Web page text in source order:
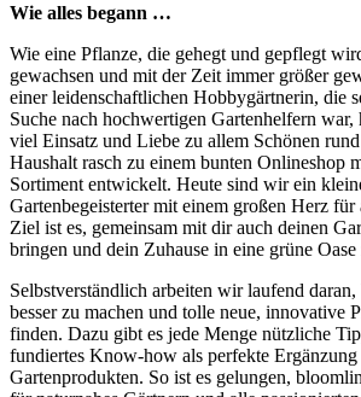
Wie alles begann …
Wie eine Pflanze, die gehegt und gepflegt
gewachsen und mit der Zeit immer größer
einer leidenschaftlichen Hobbygärtnerin, die
Suche nach hochwertigen Gartenhelfern
viel Einsatz und Liebe zu allem Schönen
Haushalt rasch zu einem bunten Onlineshop
Sortiment entwickelt. Heute sind wir ein
Gartenbegeisterter mit einem großen Herz
Ziel ist es, gemeinsam mit dir auch deinen
bringen und dein Zuhause in eine grüne
Selbstverständlich arbeiten wir laufend
besser zu machen und tolle neue, innovative
finden. Dazu gibt es jede Menge nützliche
fundiertes Know-how als perfekte Ergänzung
Gartenprodukten. So ist es gelungen,